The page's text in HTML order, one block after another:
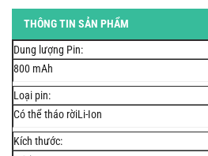
THÔNG TIN SẢN PHẨM
Dung lượng Pin:
800 mAh
Loại pin:
Có thể tháo rờiLi-Ion
Kích thước: